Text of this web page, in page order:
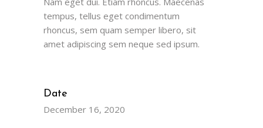
tempus, tellus eget condimentum
rhoncus, sem quam semper libero, sit
amet adipiscing sem neque sed ipsum.
Date
December 16, 2020